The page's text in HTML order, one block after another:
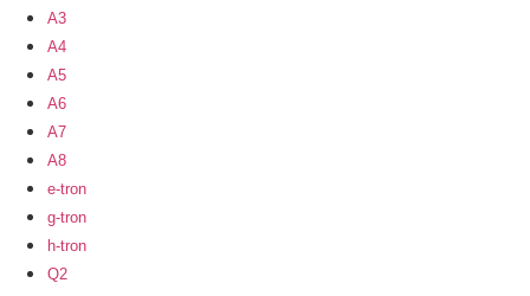
A3
A4
A5
A6
A7
A8
e-tron
g-tron
h-tron
Q2